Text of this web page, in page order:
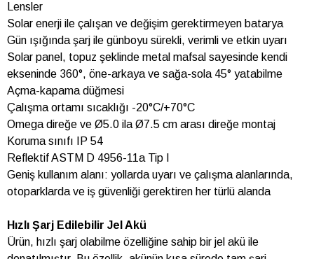
Lensler
Solar enerji ile çalışan ve değişim gerektirmeyen batarya
Gün ışığında şarj ile günboyu sürekli, verimli ve etkin uyarı
Solar panel, topuz şeklinde metal mafsal sayesinde kendi
ekseninde 360°, öne-arkaya ve sağa-sola 45° yatabilme
Açma-kapama düğmesi
Çalışma ortamı sıcaklığı -20°C/+70°C
Omega direğe ve Ø5.0 ila Ø7.5 cm arası direğe montaj
Koruma sınıfı IP 54
Reflektif ASTM D 4956-11a Tip I
Geniş kullanım alanı: yollarda uyarı ve çalışma alanlarında,
otoparklarda ve iş güvenliği gerektiren her türlü alanda
Hızlı Şarj Edilebilir Jel Akü
Ürün, hızlı şarj olabilme özelliğine sahip bir jel akü ile